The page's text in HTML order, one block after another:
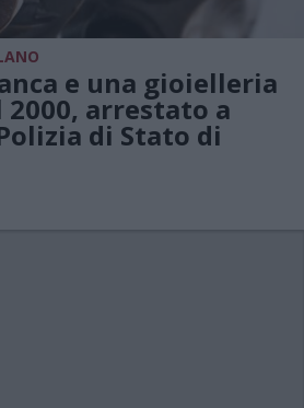
e una gioielleria
arrestato a
di Stato di